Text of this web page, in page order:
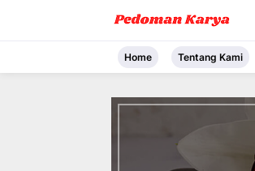
Home Tentang Kami